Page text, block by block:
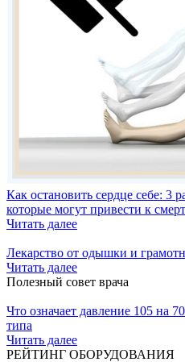
Как остановить сердце себе: 3
которые могут привести к
Читать далее
Лекарство от одышки и
Читать далее
Полезный совет врача
Что означает давление 105 на
типа
Читать далее
РЕЙТИНГ ОБОРУДОВАНИЯ